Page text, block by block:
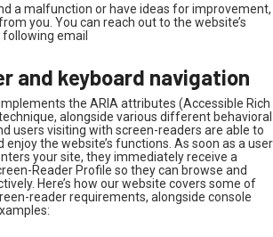
a malfunction or have ideas for improvement,
you. You can reach out to the website’s
email
and keyboard navigation
the ARIA attributes (Accessible Rich
alongside various different behavioral
users visiting with screen-readers are able to
enjoy the website’s functions. As soon as a user
your site, they immediately receive a
Reader Profile so they can browse and
Here’s how our website covers some of
reader requirements, alongside console